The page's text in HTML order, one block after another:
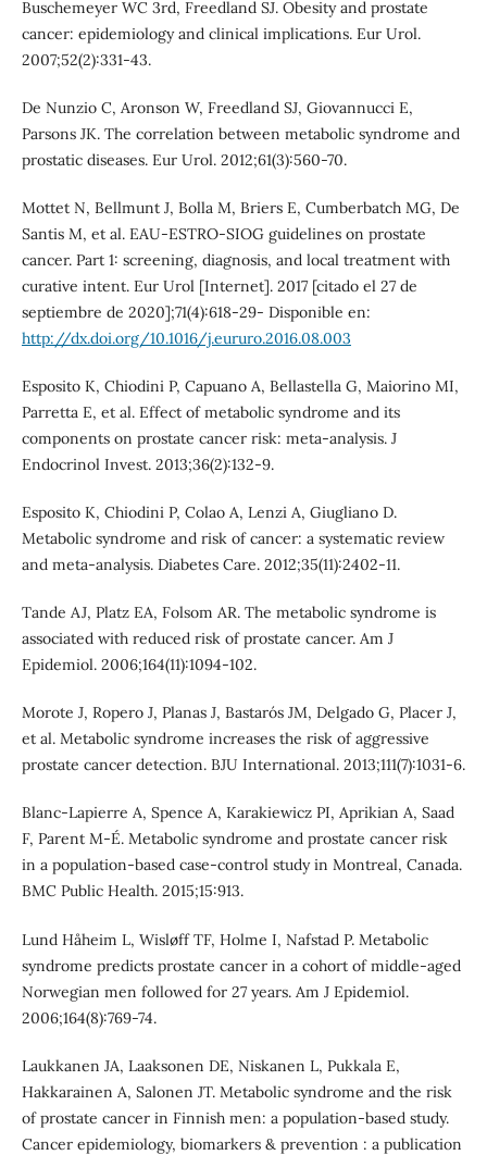
Buschemeyer WC 3rd, Freedland SJ. Obesity and prostate
cancer: epidemiology and clinical implications. Eur Urol.
2007;52(2):331-43.
De Nunzio C, Aronson W, Freedland SJ, Giovannucci E,
Parsons JK. The correlation between metabolic syndrome and
prostatic diseases. Eur Urol. 2012;61(3):560-70.
Mottet N, Bellmunt J, Bolla M, Briers E, Cumberbatch MG, De
Santis M, et al. EAU-ESTRO-SIOG guidelines on prostate
cancer. Part 1: screening, diagnosis, and local treatment with
curative intent. Eur Urol [Internet]. 2017 [citado el 27 de
septiembre de 2020];71(4):618-29- Disponible en:
http://dx.doi.org/10.1016/j.eururo.2016.08.003
Esposito K, Chiodini P, Capuano A, Bellastella G, Maiorino MI,
Parretta E, et al. Effect of metabolic syndrome and its
components on prostate cancer risk: meta-analysis. J
Endocrinol Invest. 2013;36(2):132-9.
Esposito K, Chiodini P, Colao A, Lenzi A, Giugliano D.
Metabolic syndrome and risk of cancer: a systematic review
and meta-analysis. Diabetes Care. 2012;35(11):2402-11.
Tande AJ, Platz EA, Folsom AR. The metabolic syndrome is
associated with reduced risk of prostate cancer. Am J
Epidemiol. 2006;164(11):1094-102.
Morote J, Ropero J, Planas J, Bastarós JM, Delgado G, Placer J,
et al. Metabolic syndrome increases the risk of aggressive
prostate cancer detection. BJU International. 2013;111(7):1031-6.
Blanc-Lapierre A, Spence A, Karakiewicz PI, Aprikian A, Saad
F, Parent M-É. Metabolic syndrome and prostate cancer risk
in a population-based case-control study in Montreal, Canada.
BMC Public Health. 2015;15:913.
Lund Håheim L, Wisløff TF, Holme I, Nafstad P. Metabolic
syndrome predicts prostate cancer in a cohort of middle-aged
Norwegian men followed for 27 years. Am J Epidemiol.
2006;164(8):769-74.
Laukkanen JA, Laaksonen DE, Niskanen L, Pukkala E,
Hakkarainen A, Salonen JT. Metabolic syndrome and the risk
of prostate cancer in Finnish men: a population-based study.
Cancer epidemiology, biomarkers & prevention : a publication